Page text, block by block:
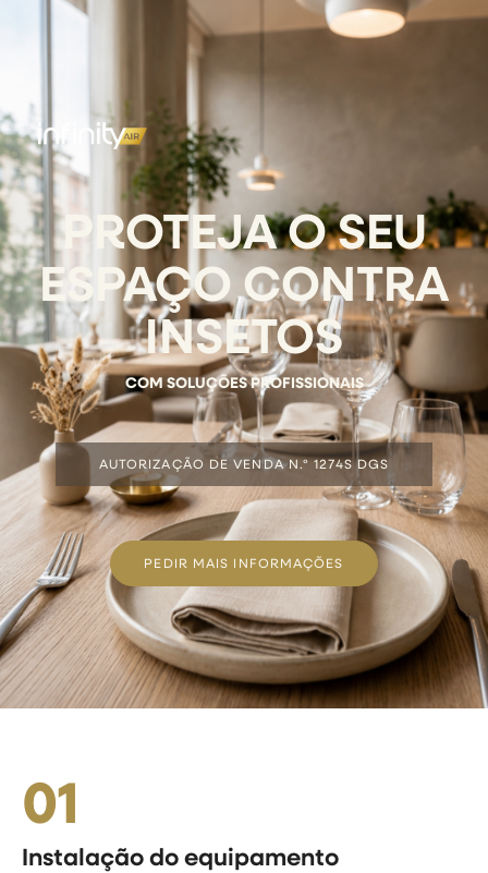
PROTEJA O SEU
ESPAÇO CONTRA
INSETOS
COM SOLUÇÕES PROFISSIONAIS
AUTORIZAÇÃO DE VENDA N.º 1274S DGS
PEDIR MAIS INFORMAÇÕES
01
Instalação do equipamento